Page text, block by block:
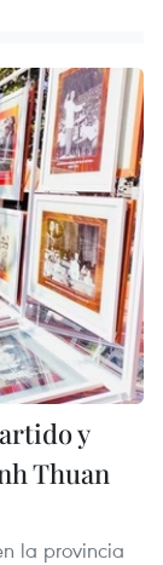
y
Thuan
la provincia